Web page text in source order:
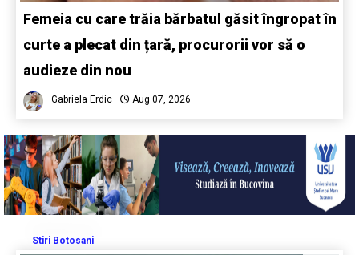
Femeia cu care trăia bărbatul găsit îngropat în
curte a plecat din țară, procurorii vor să o
audieze din nou
Gabriela Erdic Aug 07, 2026
Stiri Botosani